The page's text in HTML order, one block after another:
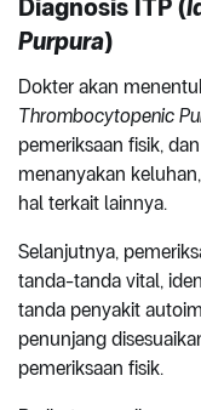
Diagnosis ITP (
Purpura)
Dokter akan
Thrombocytopenic
pemeriksaan fisik,
menanyakan
hal terkait lainnya.
Selanjutnya,
tanda-tanda vital,
tanda penyakit
penunjang
pemeriksaan fisik.